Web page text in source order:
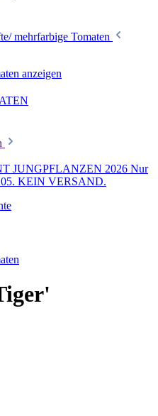
mehrfarbige Tomaten
anzeigen
JUNGPFLANZEN 2026 Nur
KEIN VERSAND.